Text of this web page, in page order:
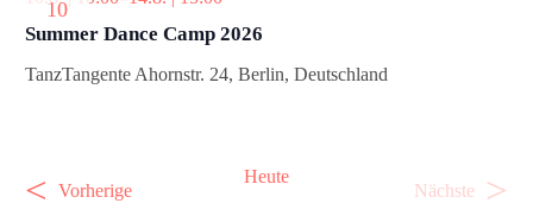
10
Summer Dance Camp 2026
TanzTangenteAhornstr. 24, Berlin, Deutschland
VorherigeV
Heute
NächsteV